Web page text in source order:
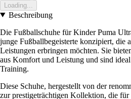
Loading...
Beschreibung
Die Fußballschuhe für Kinder Puma
junge Fußballbegeisterte konzipiert, die
Leistungen erbringen möchten. Sie
aus Komfort und Leistung und sind
Training.
Diese Schuhe, hergestellt von der
zur prestigeträchtigen Kollektion, die